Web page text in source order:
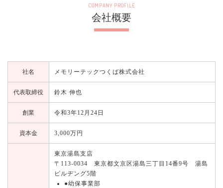
会社概要
COMPANY PROFILE
社名 メモリーテックつくば株式会社
代表取締役 鈴木 伸也
創業 令和3年12月24日
資本金 3,000万円
東京湯島支店
〒113-0034 東京都文京区湯島三丁目14番9号 湯島
ビルヂング5階
●幼保事業部